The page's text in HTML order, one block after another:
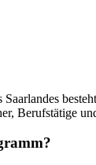
Saarlandes
Berufstätige